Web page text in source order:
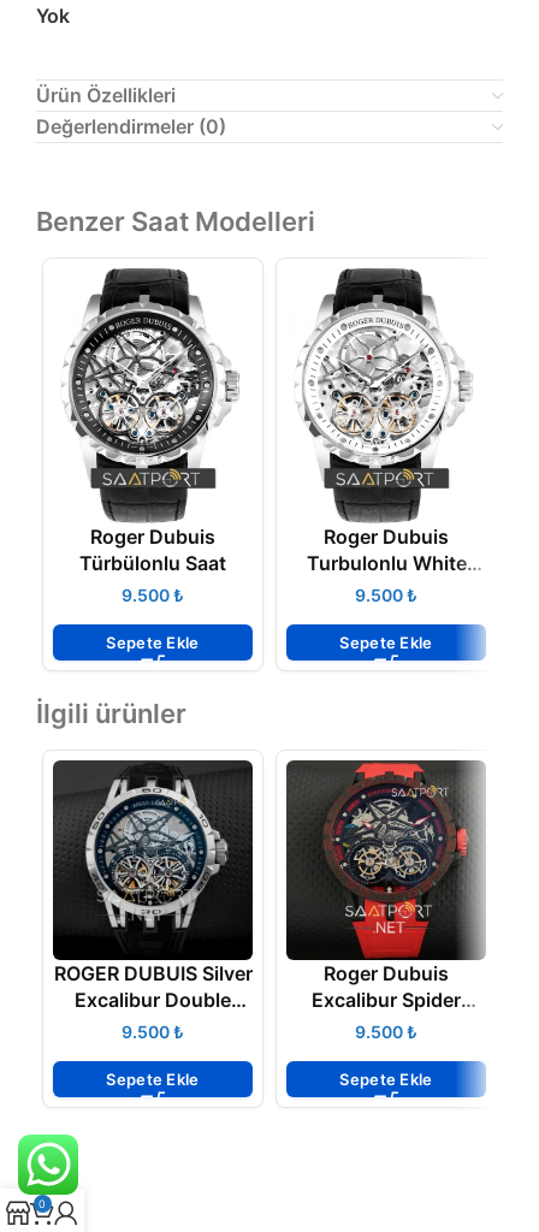
Yok
Ürün Özellikleri
Değerlendirmeler (0)
Benzer Saat Modelleri
Roger Dubuis
Türbülonlu Saat
₺
Sepete Ekle
Roger Dubuis
Turbulonlu White
Stell₺
Sepete Ekle
İlgili ürünler
ROGER DUBUIS Silver
Excalibur Double
Tourbillon 45mm
₺
Sepete Ekle
Roger Dubuis
Excalibur Spider
Pirelli Flying Double
₺
Sepete Ekle
0